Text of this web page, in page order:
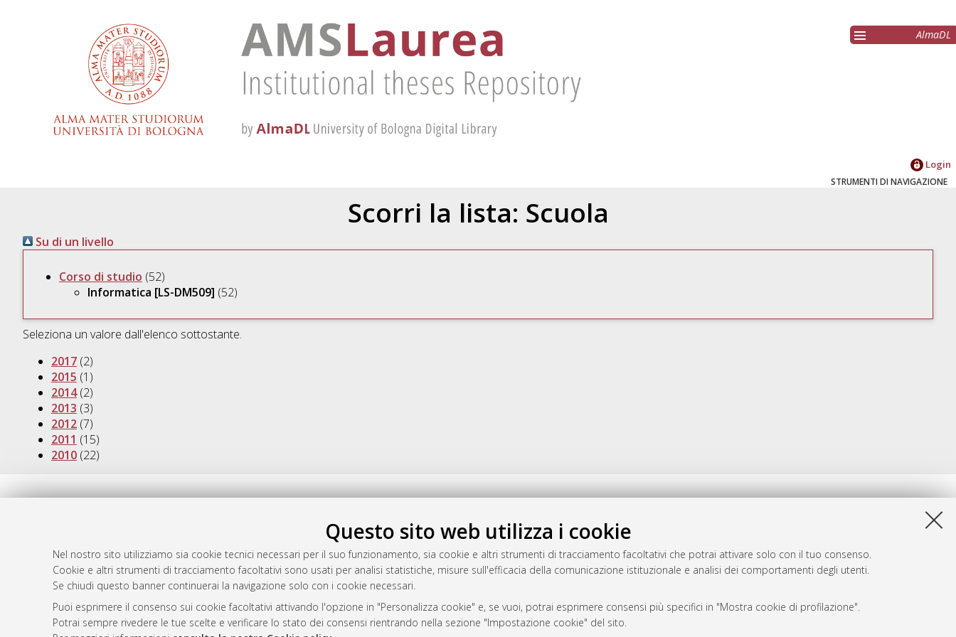
Questo sito web utilizza i cookie
Nel nostro sito utilizziamo sia cookie tecnici necessari per il suo funzionamento, sia cookie e altri strumenti di tracciamento facoltativi che potrai attivare solo con il tuo consenso.
Cookie e altri strumenti di tracciamento facoltativi sono usati per analisi statistiche, misure sull'efficacia della comunicazione istituzionale e analisi dei comportamenti degli utenti.
Se chiudi questo banner continuerai la navigazione solo con i cookie necessari.
Puoi esprimere il consenso sui cookie facoltativi attivando l'opzione in "Personalizza cookie" e, se vuoi, potrai esprimere consensi più specifici in "Mostra cookie di profilazione".
Potrai sempre rivedere le tue scelte e verificare lo stato dei consensi rientrando nella sezione "Impostazione cookie" del sito.
AlmaDL
Login
STRUMENTI DI NAVIGAZIONE
Scorri la lista: Scuola
Su di un livello
Corso di studio (52)
Informatica [LS-DM509] (52)
Seleziona un valore dall'elenco sottostante.
2017(2)
2015 (1)
2014(2)
2013 (3)
2012(7)
2011 (15)
2010(22)
Rss 2.0
Servizio implementato e gestito da
Impostazioni Cookie
Informativa sulla privacy
Condizioni d’uso del sito
© ALMA MATER STUDIORUM - Università di Bologna, 2007-2026.